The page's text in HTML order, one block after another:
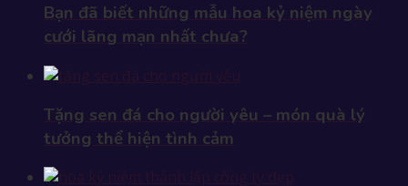
Bạn đã biết những mẫu hoa kỷ niệm ngày
cưới lãng mạn nhất chưa?
Tặng sen đá cho người yêu – món quà lý
tưởng thể hiện tình cảm